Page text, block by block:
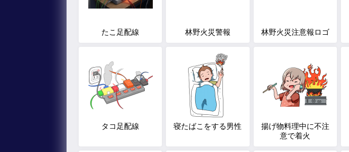
たこ足配線 林野火災警報 林野火災注意報ロゴ
タコ足配線 寝たばこをする男性
揚げ物料理中に不注
意で着火